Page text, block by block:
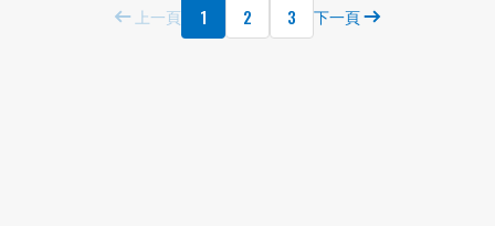
上一頁 1 2 3 下一頁